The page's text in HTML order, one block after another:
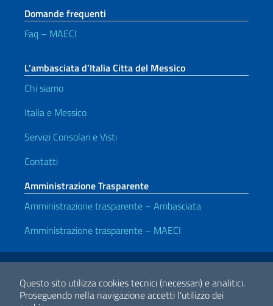
Questo sito utilizza cookies tecnici (necessari) e analitici.
Proseguendo nella navigazione accetti l'utilizzo dei
Domande frequenti
Faq – MAECI
L’ambasciata d’Italia Citta del Messico
Chi siamo
Italia e Messico
Servizi Consolari e Visti
Contatti
Amministrazione Trasparente
Amministrazione trasparente – Ambasciata
Amministrazione trasparente – MAECI
Link Utili